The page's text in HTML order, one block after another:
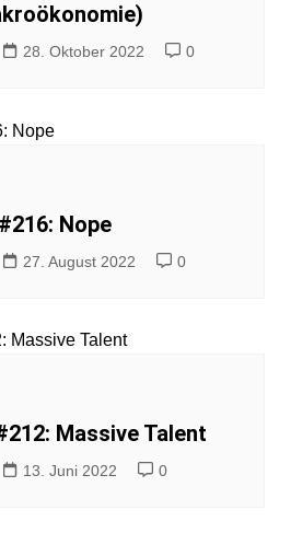
28. Oktober 2022 0
Nope
27. August 2022 0
Massive Talent
13. Juni 2022 0